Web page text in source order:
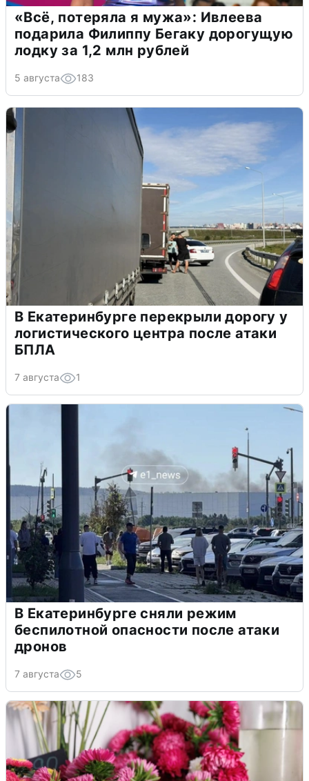
«Всё, потеряла я мужа»: Ивлеева
подарила Филиппу Бегаку дорогущую
лодку за 1,2 млн рублей
5 августа 183
В Екатеринбурге перекрыли дорогу у
логистического центра после атаки
БПЛА
7 августа 1
В Екатеринбурге сняли режим
беспилотной опасности после атаки
дронов
7 августа 5